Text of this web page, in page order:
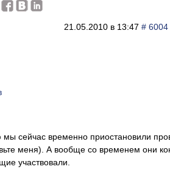
21.05.2010 в 13:47 # 6004
мы сейчас временно приостановили
меня). А вообще со временем они
участвовали.